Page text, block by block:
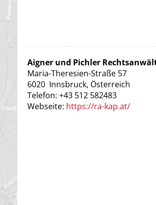
Aigner und Pichler
Maria-Theresien-Straße 57
6020 Innsbruck, Österreich
Telefon: +43 512 582483
Webseite: https://ra-kap.at/